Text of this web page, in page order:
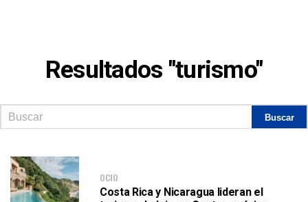
Resultados "turismo"
OCIO
Costa Rica y Nicaragua lideran el